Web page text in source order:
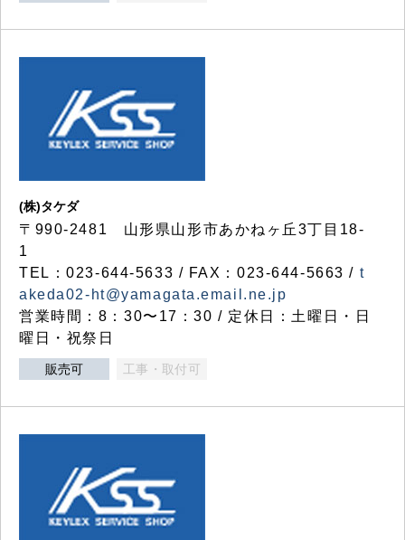
(株)タケダ
〒990-2481 山形県山形市あかねヶ丘3丁目18-
1
TEL：023-644-5633 / FAX：023-644-5663 / t
akeda02-ht@yamagata.email.ne.jp
営業時間：8：30〜17：30 / 定休日：土曜日・日
曜日・祝祭日
販売可 工事・取付可